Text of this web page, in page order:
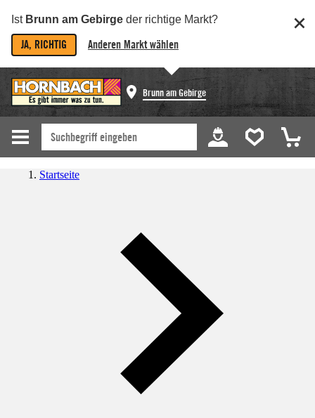
Ist Brunn am Gebirge der richtige Markt?
JA, RICHTIG Anderen Markt wählen
Brunn am Gebirge
Startseite